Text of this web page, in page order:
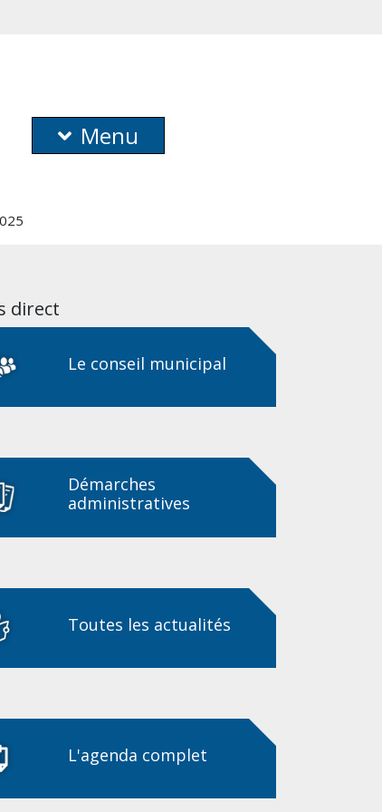
Menu
direct
Le conseil municipal
Démarches
administratives
Toutes les actualités
L'agenda complet